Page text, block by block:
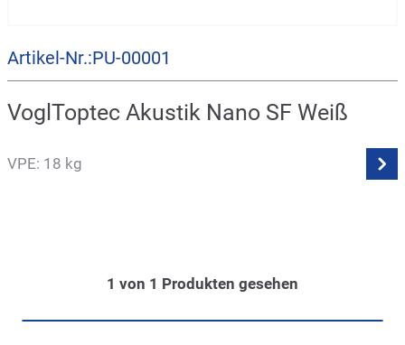
Artikel-Nr.:PU-00001
VoglToptec Akustik Nano SF Weiß
VPE: 18 kg
1 von 1 Produkten gesehen